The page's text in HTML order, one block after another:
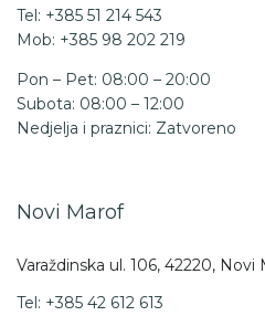
Tel: +385 51 214 543
Mob: +385 98 202 219
Pon – Pet: 08:00 – 20:00
Subota: 08:00 – 12:00
Nedjelja i praznici: Zatvoreno
Novi Marof
Varaždinska ul. 106, 42220, Novi
Tel: +385 42 612 613